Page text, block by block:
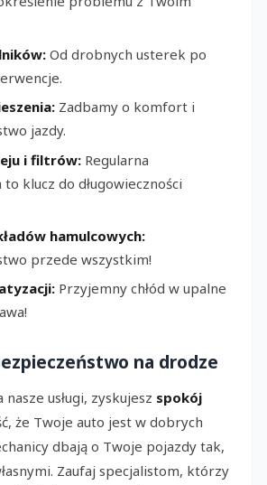
Od drobnych usterek po
Zadbamy o komfort i
jazdy.
i filtrów: Regularna
klucz do długowieczności
hamulcowych:
przede wszystkim!
Przyjemny chłód w upalne
na drodze
nasze usługi, zyskujesz spokój
że Twoje auto jest w dobrych
dbają o Twoje pojazdy tak,
Zaufaj specjalistom, którzy